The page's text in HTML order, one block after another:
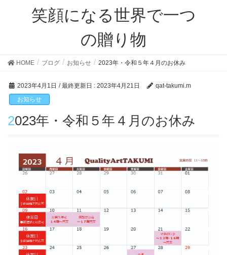
笑顔になる世界で一つ
の贈り物
HOME ブログ お知らせ 2023年・令和５年４月のお休み
2023年4月1日 / 最終更新日 : 2023年4月21日
qat-takumi.m
お知らせ
2023年・令和５年４月のお休み